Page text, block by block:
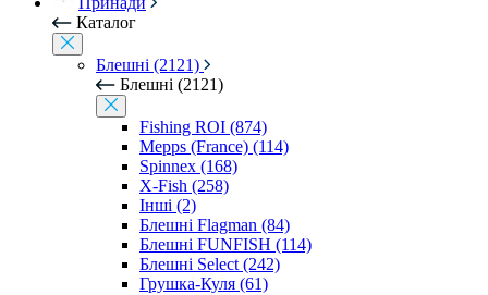
Каталог
Блешні (2121)
Блешні (2121)
Fishing ROI (874)
Mepps (France) (114)
Spinnex (168)
X-Fish (258)
Інші (2)
Блешні Flagman (84)
Блешні FUNFISH (114)
Блешні Select (242)
Грушка-Куля (61)